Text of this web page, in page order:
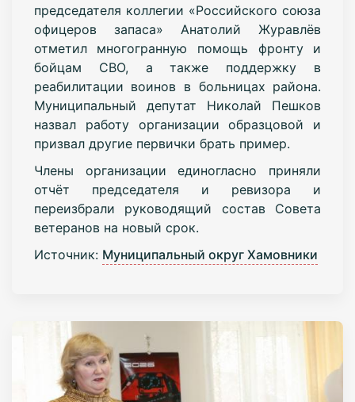
председателя коллегии «Российского союза
офицеров запаса» Анатолий Журавлёв
отметил многогранную помощь фронту и
бойцам СВО, а также поддержку в
реабилитации воинов в больницах района.
Муниципальный депутат Николай Пешков
назвал работу организации образцовой и
призвал другие первички брать пример.
Члены организации единогласно приняли
отчёт председателя и ревизора и
переизбрали руководящий состав Совета
ветеранов на новый срок.
Источник: Муниципальный округ Хамовники